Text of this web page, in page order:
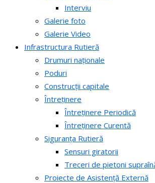
Interviu
Galerie foto
Galerie Video
Infrastructura Rutieră
Drumuri naționale
Poduri
Construcții capitale
Întreținere
Întreținere Periodică
Întreținere Curentă
Siguranța Rutieră
Sensuri giratorii
Treceri de pietoni
Proiecte de Asistență Externă